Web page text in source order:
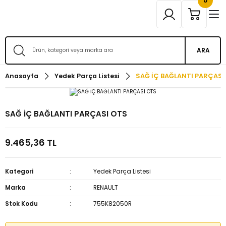
ARA
Anasayfa Yedek Parça Listesi SAĞ İÇ BAĞLANTI
SAĞ İÇ BAĞLANTI PARÇASI OTS
9.465,36 TL
Kategori
Yedek Parça Listesi
Marka
RENAULT
Stok Kodu
755K82050R